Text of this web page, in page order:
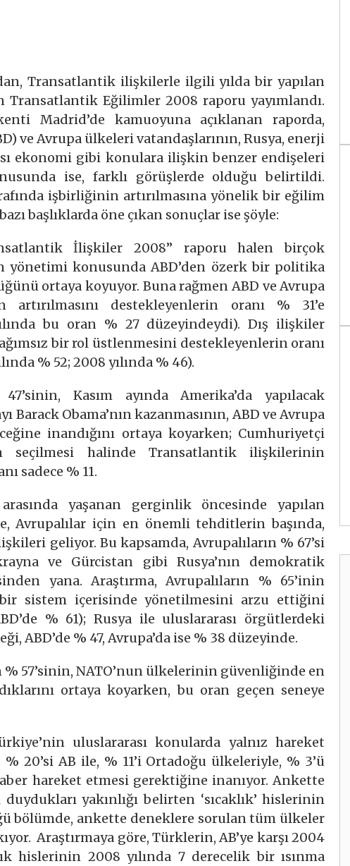
Transatlantik ilişkilerle ilgili yılda bir yapılan
Transatlantik Eğilimler 2008 raporu yayımlandı.
Madrid’de kamuoyuna açıklanan raporda,
ve Avrupa ülkeleri vatandaşlarının, Rusya, enerji
ekonomi gibi konulara ilişkin benzer endişeleri
ise, farklı görüşlerde olduğu belirtildi.
işbirliğinin artırılmasına yönelik bir eğilim
başlıklarda öne çıkan sonuçlar ise şöyle:
İlişkiler 2008” raporu halen birçok
yönetimi konusunda ABD’den özerk bir politika
ortaya koyuyor. Buna rağmen ABD ve Avrupa
destekleyenlerin oranı % 31’e
bu oran % 27 düzeyindeydi). Dış ilişkiler
bir rol üstlenmesini destekleyenlerin oranı
% 52; 2008 yılında % 46).
Kasım ayında Amerika’da yapılacak
Barack Obama’nın kazanmasının, ABD ve Avrupa
inandığını ortaya koyarken; Cumhuriyetçi
seçilmesi halinde Transatlantik ilişkilerinin
sadece % 11.
yaşanan gerginlik öncesinde yapılan
Avrupalılar için en önemli tehditlerin başında,
geliyor. Bu kapsamda, Avrupalıların % 67’si
ve Gürcistan gibi Rusya’nın demokratik
yana. Araştırma, Avrupalıların % 65’inin
bir sistem içerisinde yönetilmesini arzu ettiğini
% 61); Rusya ile uluslararası örgütlerdeki
% 47, Avrupa’da ise % 38 düzeyinde.
% 57’sinin, NATO’nun ülkelerinin güvenliğinde en
ortaya koyarken, bu oran geçen seneye
uluslararası konularda yalnız hareket
20’si AB ile, % 11’i Ortadoğu ülkeleriyle, % 3’ü
hareket etmesi gerektiğine inanıyor. Ankette
yakınlığı belirten ‘sıcaklık’ hislerinin
bölümde, ankette deneklere sorulan tüm ülkeler
Araştırmaya göre, Türklerin, AB’ye karşı 2004
hislerinin 2008 yılında 7 derecelik bir ısınma